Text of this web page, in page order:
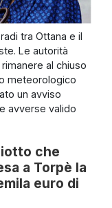
tra Ottana e il
Le autorità
al chiuso
meteorologico
un avviso
avverse valido
che
a Torpè la
euro di